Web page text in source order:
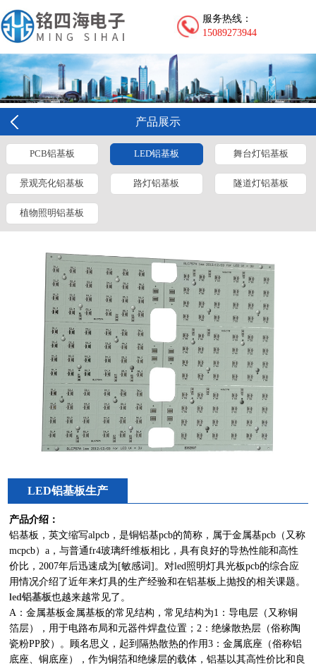
服务热线：
15089273944
产品展示
PCB铝基板 LED铝基板 舞台灯铝基板
景观亮化铝基板 路灯铝基板 隧道灯铝基板
植物照明铝基板
LED铝基板生产
产品介绍：
铝基板，英文缩写alpcb，是铜铝基pcb的简称，属于金属基pcb（又称
mcpcb）a，与普通fr4玻璃纤维板相比，具有良好的导热性能和高性
价比，2007年后迅速成为[敏感词]。对led照明灯具光板pcb的综合应
用情况介绍了近年来灯具的生产经验和在铝基板上抛投的相关课题。
led铝基板也越来越常见了。
A：金属基板金属基板的常见结构，常见结构为1：导电层（又称铜
箔层），用于电路布局和元器件焊盘位置；2：绝缘散热层（俗称陶
瓷粉PP胶）。顾名思义，起到隔热散热的作用3：金属底座（俗称铝
底座、铜底座），作为铜箔和绝缘层的载体，铝基以其高性价比和良